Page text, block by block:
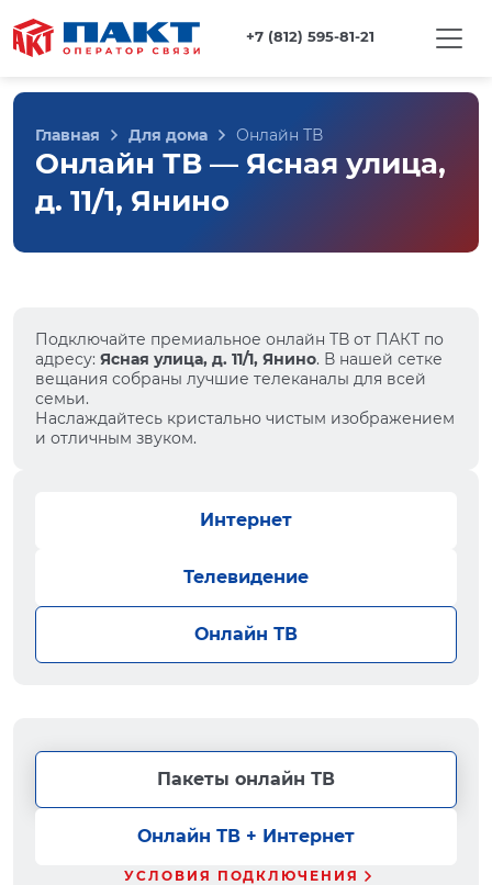
+7 (812) 595-81-21
Главная Для дома Онлайн ТВ
Онлайн ТВ — Ясная улица,
д. 11/1, Янино
Подключайте премиальное онлайн ТВ от ПАКТ по
адресу: Ясная улица, д. 11/1, Янино. В нашей сетке
вещания собраны лучшие телеканалы для всей
семьи.
Наслаждайтесь кристально чистым изображением
и отличным звуком.
Интернет
Телевидение
Онлайн ТВ
Пакеты онлайн ТВ
Онлайн ТВ + Интернет
УСЛОВИЯ ПОДКЛЮЧЕНИЯ